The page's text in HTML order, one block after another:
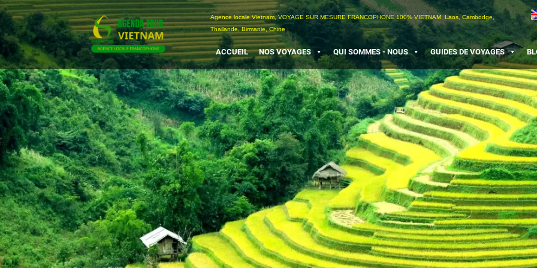
Passer
au
contenu
Agence locale Vietnam, VOYAGE SUR MESURE FRANCOPHONE 100% VIETNAM, Laos, Cambodge,
Thailande, Birmanie, Chine
ACCUEIL NOS VOYAGES QUI SOMMES - NOUS GUIDES DE VOYAGES